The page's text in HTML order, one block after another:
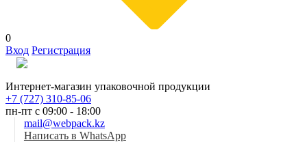
0
Вход Регистрация
Интернет-магазин упаковочной продукции
+7 (727) 310-85-06
пн-пт с 09:00 - 18:00
mail@webpack.kz
Написать в WhatsApp